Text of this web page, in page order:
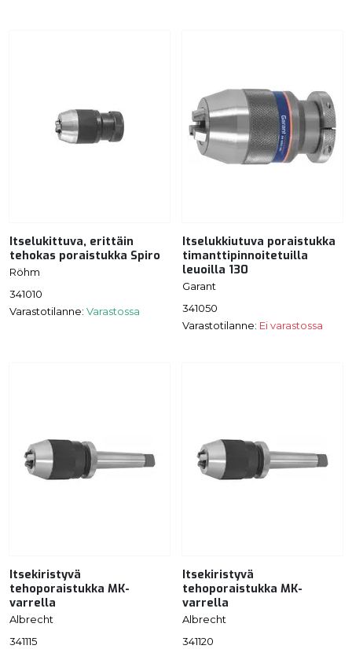
Itselukittuva, erittäin
tehokas poraistukka Spiro
Röhm
341010
Varastotilanne: Varastossa
Itselukkiutuva poraistukka
timanttipinnoitetuilla
leuoilla 130
Garant
341050
Varastotilanne: Ei varastossa
Itsekiristyvä
tehoporaistukka MK-
varrella
Albrecht
341115
Itsekiristyvä
tehoporaistukka MK-
varrella
Albrecht
341120